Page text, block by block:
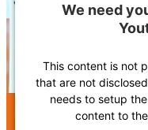
We need
This content is not
that are not
needs to setup
content to